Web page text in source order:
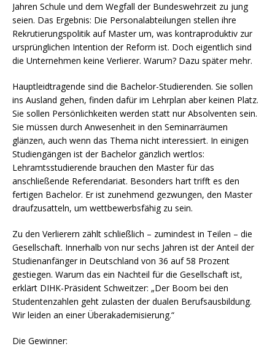
Jahren Schule und dem Wegfall der Bundeswehrzeit zu jung
seien. Das Ergebnis: Die Personalabteilungen stellen ihre
Rekrutierungspolitik auf Master um, was kontraproduktiv zur
ursprünglichen Intention der Reform ist. Doch eigentlich sind
die Unternehmen keine Verlierer. Warum? Dazu später mehr.
Hauptleidtragende sind die Bachelor-Studierenden. Sie sollen
ins Ausland gehen, finden dafür im Lehrplan aber keinen Platz.
Sie sollen Persönlichkeiten werden statt nur Absolventen sein.
Sie müssen durch Anwesenheit in den Seminarräumen
glänzen, auch wenn das Thema nicht interessiert. In einigen
Studiengängen ist der Bachelor gänzlich wertlos:
Lehramtsstudierende brauchen den Master für das
anschließende Referendariat. Besonders hart trifft es den
fertigen Bachelor. Er ist zunehmend gezwungen, den Master
draufzusatteln, um wettbewerbsfähig zu sein.
Zu den Verlierern zählt schließlich – zumindest in Teilen – die
Gesellschaft. Innerhalb von nur sechs Jahren ist der Anteil der
Studienanfänger in Deutschland von 36 auf 58 Prozent
gestiegen. Warum das ein Nachteil für die Gesellschaft ist,
erklärt DIHK-Präsident Schweitzer: „Der Boom bei den
Studentenzahlen geht zulasten der dualen Berufsausbildung.
Wir leiden an einer Überakademisierung.“
Die Gewinner: